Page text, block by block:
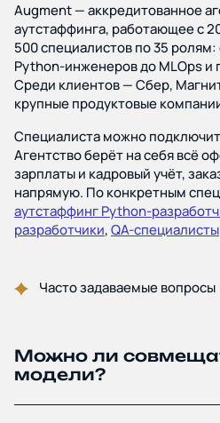
Augment — аккредитованное
аутстаффинга, работающее с
500 специалистов по 35
Python-инженеров до MLOps и
Среди клиентов — Сбер,
крупные продуктовые
Специалиста можно
Агентство берёт на себя всё
зарплаты и кадровый учёт,
напрямую. По конкретным
аутстаффинг Python-
разработчики,QA-специалисты
Часто задаваемые вопросы
Можно ли
модели?